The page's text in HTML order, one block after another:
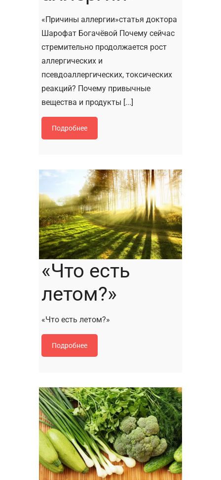
«Причины аллергии»статья доктора
Шарофат Богачёвой Почему сейчас
стремительно продолжается рост
аллергических и
псевдоаллергических, токсических
реакций? Почему привычные
вещества и продукты [...]
Подробнее
«Что есть
летом?»
«Что есть летом?»
Подробнее